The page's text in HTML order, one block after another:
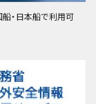
・日本船で利用可